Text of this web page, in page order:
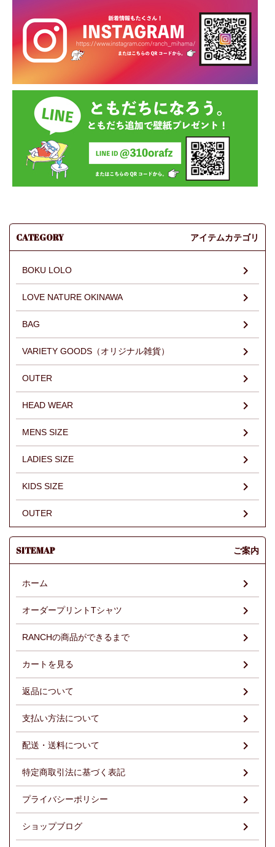
CATEGORY アイテムカテゴリ
BOKU LOLO
LOVE NATURE OKINAWA
BAG
VARIETY GOODS（オリジナル雑貨）
OUTER
HEAD WEAR
MENS SIZE
LADIES SIZE
KIDS SIZE
OUTER
SITEMAP ご案内
ホーム
オーダープリントTシャツ
RANCHの商品ができるまで
カートを見る
返品について
支払い方法について
配送・送料について
特定商取引法に基づく表記
プライバシーポリシー
ショップブログ